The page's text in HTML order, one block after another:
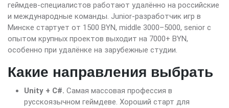
геймдев-специалистов работают удалённо на российские
и международные команды. Junior-разработчик игр в
Минске стартует от 1500 BYN, middle 3000–5000, senior с
опытом крупных проектов выходит на 7000+ BYN,
особенно при удалёнке на зарубежные студии.
Какие направления выбрать
Unity + C#. Самая массовая профессия в
русскоязычном геймдеве. Хороший старт для